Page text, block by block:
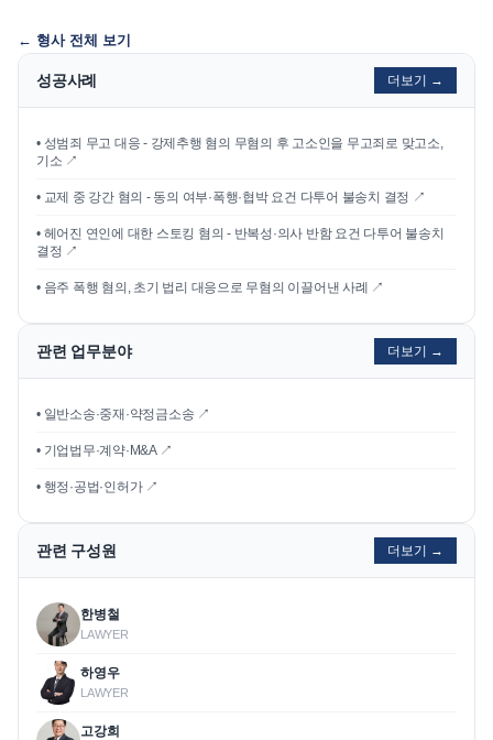
← 형사전체 보기
성공사례 더보기 →
• 성범죄 무고 대응 - 강제추행 혐의 무혐의 후 고소인을 무고죄로 맞고소,
기소 ↗
• 교제 중 강간 혐의 - 동의 여부·폭행·협박 요건 다투어 불송치 결정 ↗
• 헤어진 연인에 대한 스토킹 혐의 - 반복성·의사 반함 요건 다투어 불송치
결정 ↗
• 음주 폭행 혐의, 초기 법리 대응으로 무혐의 이끌어낸 사례 ↗
관련 업무분야 더보기 →
• 일반소송·중재·약정금소송 ↗
• 기업법무·계약·M&A ↗
• 행정·공법·인허가 ↗
관련 구성원 더보기 →
한병철
LAWYER
하영우
LAWYER
고강희